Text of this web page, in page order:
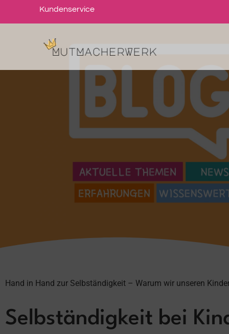
Kundenservice
Hand in Hand zur Selbständigkeit – Warum wir unseren
Selbständigkeit bei